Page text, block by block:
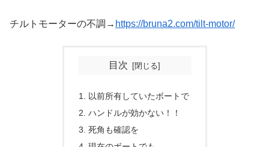
チルトモーターの不調→ https://bruna2.com/tilt-motor/
目次
以前所有していたボートで
ハンドルが効かない！！
死角も確認を